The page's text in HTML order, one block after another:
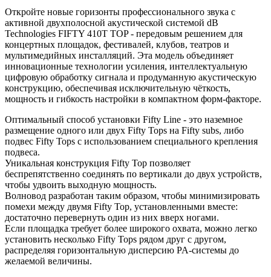
Откройте новые горизонты профессионального звука с
активной двухполосной акустической системой dB
Technologies FIFTY 410T TOP - передовым решением для
концертных площадок, фестивалей, клубов, театров и
мультимедийных инсталляций. Эта модель объединяет
инновационные технологии усиления, интеллектуальную
цифровую обработку сигнала и продуманную акустическую
конструкцию, обеспечивая исключительную чёткость,
мощность и гибкость настройки в компактном форм‑факторе.
Оптимальный способ установки Fifty Line - это наземное
размещение одного или двух Fifty Tops на Fifty subs, либо
подвес Fifty Tops с использованием специального крепления
подвеса.
Уникальная конструкция Fifty Top позволяет
беспрепятственно соединять по вертикали до двух устройств,
чтобы удвоить выходную мощность.
Волновод разработан таким образом, чтобы минимизировать
помехи между двумя Fifty Top, установленными вместе:
достаточно перевернуть один из них вверх ногами.
Если площадка требует более широкого охвата, можно легко
установить несколько Fifty Tops рядом друг с другом,
распределяя горизонтальную дисперсию PA-системы до
желаемой величины.